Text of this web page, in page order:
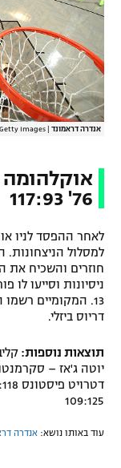
אנדרה דראמונד Images
76' 117:93
לאחר ההפסד לניו
דריוס ביזלי.
תוצאות נוספות:
109:125
עוד באותו נושא: אנדרה